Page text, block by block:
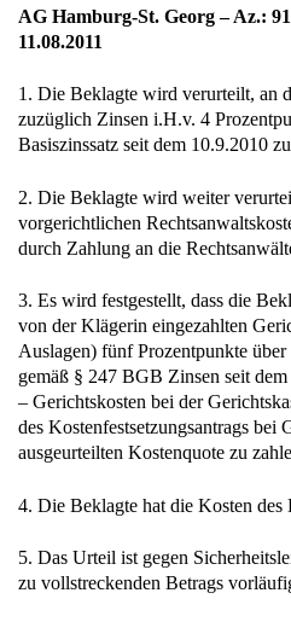
AG Hamburg-St. Georg – Az.:
11.08.2011
1. Die Beklagte wird verurteilt, an
zuzüglich Zinsen i.H.v. 4
Basiszinssatz seit dem 10.9.2010
2. Die Beklagte wird weiter
vorgerichtlichen
durch Zahlung an die
3. Es wird festgestellt, dass die
von der Klägerin eingezahlten
Auslagen) fünf Prozentpunkte
gemäß § 247 BGB Zinsen seit
– Gerichtskosten bei der
des Kostenfestsetzungsantrags bei
ausgeurteilten Kostenquote zu
4. Die Beklagte hat die Kosten des
5. Das Urteil ist gegen
zu vollstreckenden Betrags